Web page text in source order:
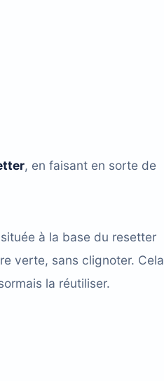
, en faisant en sorte de
à la base du resetter
verte, sans clignoter. Cela
la réutiliser.